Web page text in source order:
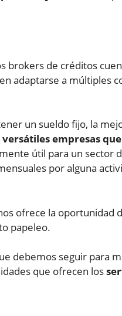
brokers de créditos
adaptarse a múltiples
un sueldo fijo, la
empresas
útil para un sector
por alguna
ofrece la oportunidad
papeleo.
debemos seguir para
que ofrecen los